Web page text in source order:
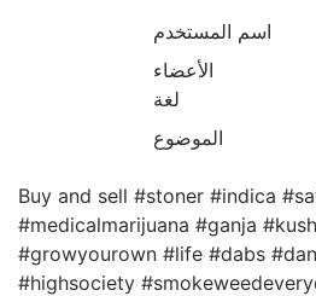
اسم المستخدم
الأعضاء
لغة
الموضوع
Buy and sell #stoner #indica
#medicalmarijuana #ganja
#growyourown #life #dabs
#highsociety